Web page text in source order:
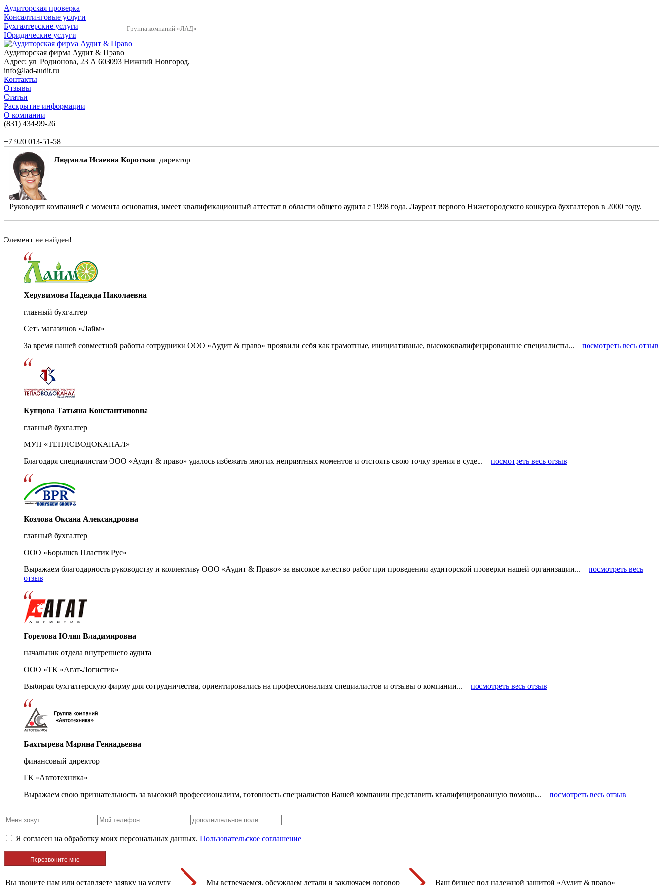
Аудиторская проверка
Консалтинговые услуги
Бухгалтерские услуги
Юридические услуги
Группа компаний «ЛАД»
Аудиторская фирма Аудит & Право
Адрес: ул. Родионова, 23 А 603093 Нижний Новгород,
info@lad-audit.ru
Контакты
Отзывы
Статьи
Раскрытие информации
О компании
(831) 434-99-26
+7 920 013-51-58
Людмила Исаевна Короткая директор
Руководит компанией с момента основания, имеет квалификационный аттестат в области общего аудита с 1998 года. Лауреат первого Нижегородского конкурса бухгалтеров в 2000 году.
Элемент не найден!
Херувимова Надежда Николаевна
главный бухгалтер
Сеть магазинов «Лайм»
За время нашей совместной работы сотрудники ООО «Аудит & право» проявили себя как грамотные, инициативные, высококвалифицированные специалисты... посмотреть весь отзыв
Купцова Татьяна Константиновна
главный бухгалтер
МУП «ТЕПЛОВОДОКАНАЛ»
Благодаря специалистам ООО «Аудит & право» удалось избежать многих неприятных моментов и отстоять свою точку зрения в суде... посмотреть весь отзыв
Козлова Оксана Александровна
главный бухгалтер
ООО «Борышев Пластик Рус»
Выражаем благодарность руководству и коллективу ООО «Аудит & Право» за высокое качество работ при проведении аудиторской проверки нашей организации... посмотреть весь
отзыв
Горелова Юлия Владимировна
начальник отдела внутреннего аудита
ООО «ТК «Агат-Логистик»
Выбирая бухгалтерскую фирму для сотрудничества, ориентировались на профессионализм специалистов и отзывы о компании... посмотреть весь отзыв
Бахтырева Марина Геннадьевна
финансовый директор
ГК «Автотехника»
Выражаем свою признательность за высокий профессионализм, готовность специалистов Вашей компании представить квалифицированную помощь... посмотреть весь отзыв
Я согласен на обработку моих персональных данных. Пользовательское соглашение
Вы звоните нам или оставляете заявку на услугу Мы встречаемся, обсуждаем детали и заключаем договор Ваш бизнес под надежной защитой «Аудит & право»